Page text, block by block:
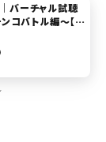
バーチャル試聴
コバトル編～【p